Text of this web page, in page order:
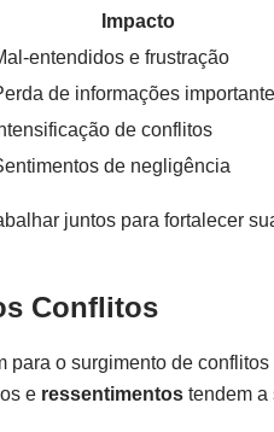
Impacto
entendidos e frustração
de informações
de conflitos
de negligência
juntos para fortalecer
Conflitos
para o surgimento de
e ressentimentos tendem a